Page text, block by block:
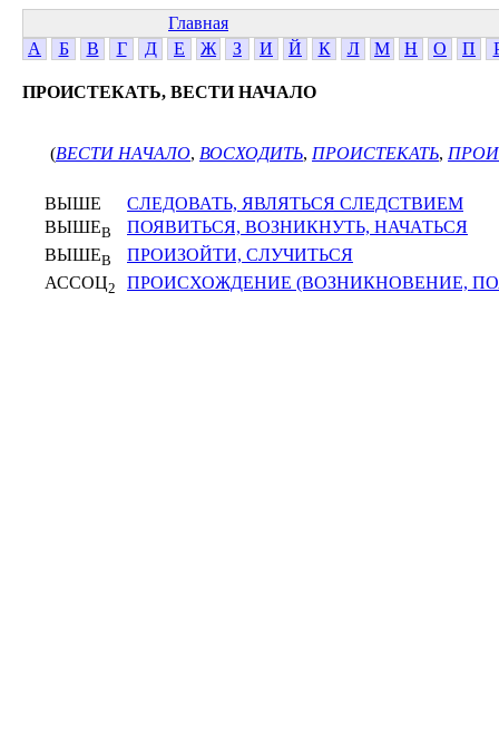
Главная
А
Б В Г Д Е Ж З И Й К Л М Н О П
ПРОИСТЕКАТЬ, ВЕСТИ НАЧАЛО
(ВЕСТИ НАЧАЛО, ВОСХОДИТЬ, ПРОИСТЕКАТЬ,
ВЫШЕ
СЛЕДОВАТЬ, ЯВЛЯТЬСЯ СЛЕДСТВИЕМ
ВЫШЕВ
ПОЯВИТЬСЯ, ВОЗНИКНУТЬ, НАЧАТЬСЯ
ВЫШЕВ
ПРОИЗОЙТИ, СЛУЧИТЬСЯ
АССОЦ2 ПРОИСХОЖДЕНИЕ (ВОЗНИКНОВЕНИЕ,